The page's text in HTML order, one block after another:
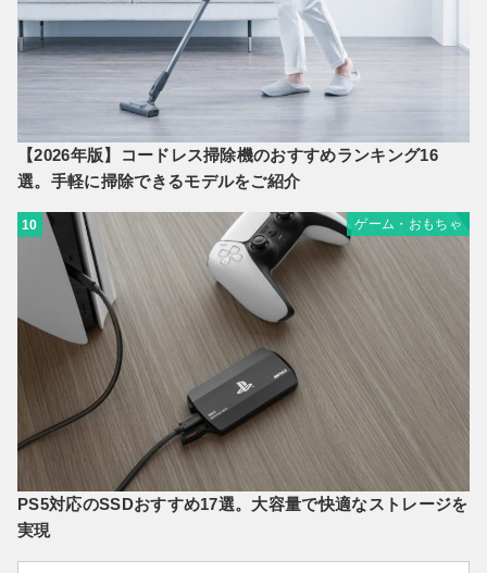
【2026年版】コードレス掃除機のおすすめランキング16
選。手軽に掃除できるモデルをご紹介
10 ゲーム・おもちゃ
PS5対応のSSDおすすめ17選。大容量で快適なストレージを
実現